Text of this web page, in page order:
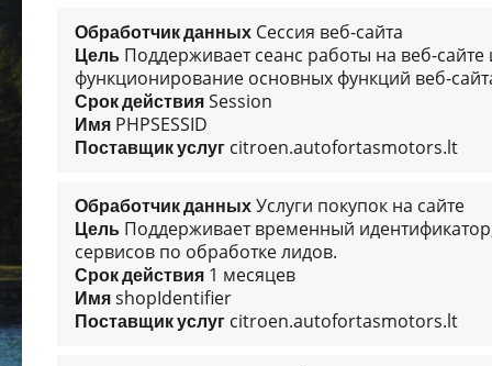
Обработчик данных Сессия веб-сайта
Цель Поддерживает сеанс работы на веб-сайте
функционирование основных функций веб-
Срок действия Session
Имя PHPSESSID
Поставщик услуг citroen.autofortasmotors.lt
Обработчик данных Услуги покупок на сайте
Цель Поддерживает временный
сервисов по обработке лидов.
Срок действия 1 месяцев
Имя shopIdentifier
Поставщик услуг citroen.autofortasmotors.lt